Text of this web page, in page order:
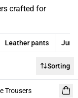
crafted for
Leather pants
Sorting
Trousers